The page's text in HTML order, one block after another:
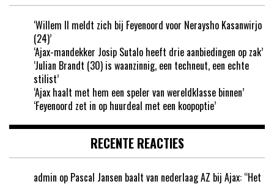
‘Willem II meldt zich bij Feyenoord voor Neraysho Kasanwirjo
(24)’
‘Ajax-mandekker Josip Sutalo heeft drie aanbiedingen op zak’
‘Julian Brandt (30) is waanzinnig, een techneut, een echte
stilist’
‘Ajax haalt met hem een speler van wereldklasse binnen’
‘Feyenoord zet in op huurdeal met een koopoptie’
RECENTE REACTIES
admin op Pascal Jansen baalt van nederlaag AZ bij Ajax: “Het